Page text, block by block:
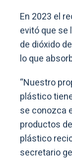
En 2023 el
evitó que se
de dióxido
lo que
“Nuestro
plástico
se conozca
productos
plástico
secretario